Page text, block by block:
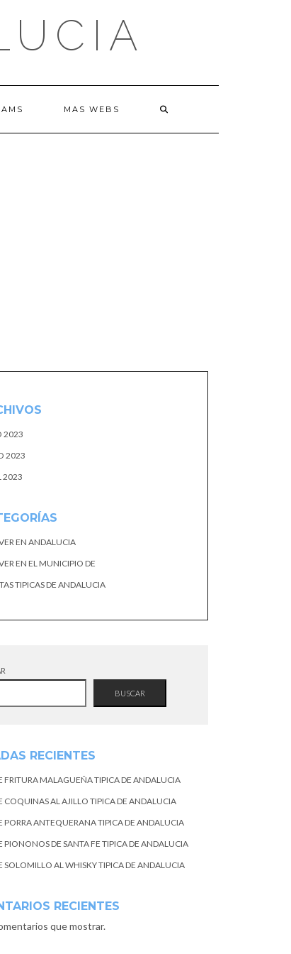
MAS WEBS
2023
2023
2023
EN ANDALUCIA
EN EL MUNICIPIO DE
TIPICAS DE ANDALUCIA
BUSCAR
RECIENTES
FRITURA MALAGUEÑA TIPICA DE ANDALUCIA
COQUINAS AL AJILLO TIPICA DE ANDALUCIA
PORRA ANTEQUERANA TIPICA DE ANDALUCIA
PIONONOS DE SANTA FE TIPICA DE ANDALUCIA
SOLOMILLO AL WHISKY TIPICA DE ANDALUCIA
RECIENTES
que mostrar.